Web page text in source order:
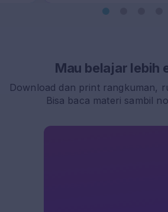
Mau belajar lebih
Download dan print rangkuman,
Bisa baca materi sambil